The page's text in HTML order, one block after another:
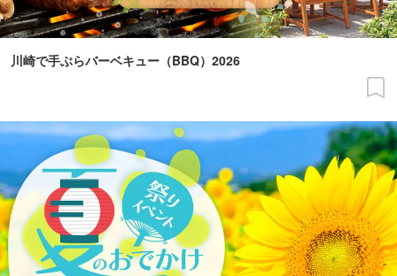
川崎で手ぶらバーベキュー（BBQ）2026